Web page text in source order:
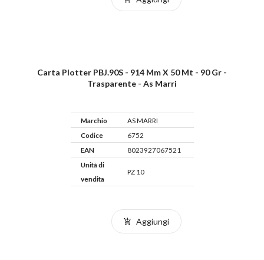
Carta Plotter PBJ.90S - 914 Mm X 50 Mt - 90 Gr -
Trasparente - As Marri
Marchio
AS MARRI
Codice
6752
EAN
8023927067521
Unità di
vendita
PZ 10
Aggiungi